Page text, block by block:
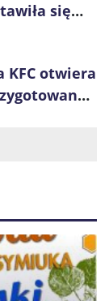
się
KFC otwiera